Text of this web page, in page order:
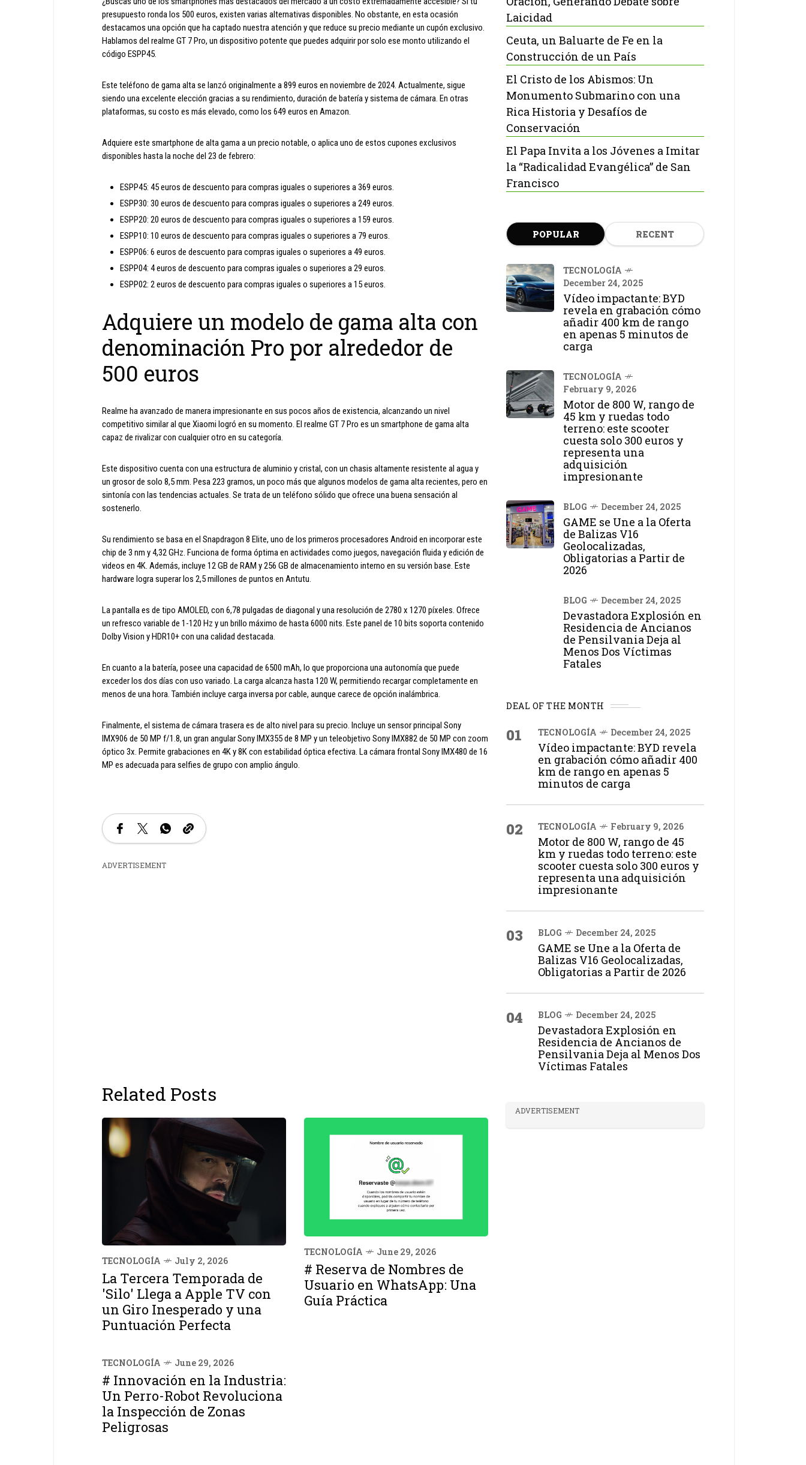
presupuesto ronda los 500 euros, existen varias alternativas disponibles. No obstante, en esta ocasión
destacamos una opción que ha captado nuestra atención y que reduce su precio mediante un cupón exclusivo.
Hablamos del realme GT 7 Pro, un dispositivo potente que puedes adquirir por solo ese monto utilizando el
código ESPP45.
Este teléfono de gama alta se lanzó originalmente a 899 euros en noviembre de 2024. Actualmente, sigue
siendo una excelente elección gracias a su rendimiento, duración de batería y sistema de cámara. En otras
plataformas, su costo es más elevado, como los 649 euros en Amazon.
Adquiere este smartphone de alta gama a un precio notable, o aplica uno de estos cupones exclusivos
disponibles hasta la noche del 23 de febrero:
ESPP45: 45 euros de descuento para compras iguales o superiores a 369 euros.
ESPP30: 30 euros de descuento para compras iguales o superiores a 249 euros.
ESPP20: 20 euros de descuento para compras iguales o superiores a 159 euros.
ESPP10: 10 euros de descuento para compras iguales o superiores a 79 euros.
ESPP06: 6 euros de descuento para compras iguales o superiores a 49 euros.
ESPP04: 4 euros de descuento para compras iguales o superiores a 29 euros.
ESPP02: 2 euros de descuento para compras iguales o superiores a 15 euros.
Adquiere un modelo de gama alta con
denominación Pro por alrededor de
500 euros
Realme ha avanzado de manera impresionante en sus pocos años de existencia, alcanzando un nivel
competitivo similar al que Xiaomi logró en su momento. El realme GT 7 Pro es un smartphone de gama alta
capaz de rivalizar con cualquier otro en su categoría.
Este dispositivo cuenta con una estructura de aluminio y cristal, con un chasis altamente resistente al agua y
un grosor de solo 8,5 mm. Pesa 223 gramos, un poco más que algunos modelos de gama alta recientes, pero en
sintonía con las tendencias actuales. Se trata de un teléfono sólido que ofrece una buena sensación al
sostenerlo.
Su rendimiento se basa en el Snapdragon 8 Elite, uno de los primeros procesadores Android en incorporar este
chip de 3 nm y 4,32 GHz. Funciona de forma óptima en actividades como juegos, navegación fluida y edición de
videos en 4K. Además, incluye 12 GB de RAM y 256 GB de almacenamiento interno en su versión base. Este
hardware logra superar los 2,5 millones de puntos en Antutu.
La pantalla es de tipo AMOLED, con 6,78 pulgadas de diagonal y una resolución de 2780 x 1270 píxeles. Ofrece
un refresco variable de 1-120 Hz y un brillo máximo de hasta 6000 nits. Este panel de 10 bits soporta contenido
Dolby Vision y HDR10+ con una calidad destacada.
En cuanto a la batería, posee una capacidad de 6500 mAh, lo que proporciona una autonomía que puede
exceder los dos días con uso variado. La carga alcanza hasta 120 W, permitiendo recargar completamente en
menos de una hora. También incluye carga inversa por cable, aunque carece de opción inalámbrica.
Finalmente, el sistema de cámara trasera es de alto nivel para su precio. Incluye un sensor principal Sony
IMX906 de 50 MP f/1.8, un gran angular Sony IMX355 de 8 MP y un teleobjetivo Sony IMX882 de 50 MP con zoom
óptico 3x. Permite grabaciones en 4K y 8K con estabilidad óptica efectiva. La cámara frontal Sony IMX480 de 16
MP es adecuada para selfies de grupo con amplio ángulo.
ADVERTISEMENT
Related Posts
TECNOLOGÍA July 2, 2026
La Tercera Temporada de
'Silo' Llega a Apple TV con
un Giro Inesperado y una
Puntuación Perfecta
TECNOLOGÍA June 29, 2026
# Reserva de Nombres de
Usuario en WhatsApp: Una
Guía Práctica
TECNOLOGÍA June 29, 2026
# Innovación en la Industria:
Un Perro-Robot Revoluciona
la Inspección de Zonas
Peligrosas
Laicidad
Ceuta, un Baluarte de Fe en la
Construcción de un País
El Cristo de los Abismos: Un
Monumento Submarino con una
Rica Historia y Desafíos de
Conservación
El Papa Invita a los Jóvenes a Imitar
la “Radicalidad Evangélica” de San
Francisco
POPULAR RECENT
TECNOLOGÍA
December 24, 2025
Vídeo impactante: BYD
revela en grabación cómo
añadir 400 km de rango
en apenas 5 minutos de
carga
TECNOLOGÍA
February 9, 2026
Motor de 800 W, rango de
45 km y ruedas todo
terreno: este scooter
cuesta solo 300 euros y
representa una
adquisición
impresionante
BLOG December 24, 2025
GAME se Une a la Oferta
de Balizas V16
Geolocalizadas,
Obligatorias a Partir de
2026
BLOG December 24, 2025
Devastadora Explosión en
Residencia de Ancianos
de Pensilvania Deja al
Menos Dos Víctimas
Fatales
DEAL OF THE MONTH
01 TECNOLOGÍA December 24, 2025
Vídeo impactante: BYD revela
en grabación cómo añadir 400
km de rango en apenas 5
minutos de carga
02 TECNOLOGÍA February 9, 2026
Motor de 800 W, rango de 45
km y ruedas todo terreno: este
scooter cuesta solo 300 euros y
representa una adquisición
impresionante
03 BLOG December 24, 2025
GAME se Une a la Oferta de
Balizas V16 Geolocalizadas,
Obligatorias a Partir de 2026
04 BLOG December 24, 2025
Devastadora Explosión en
Residencia de Ancianos de
Pensilvania Deja al Menos Dos
Víctimas Fatales
ADVERTISEMENT